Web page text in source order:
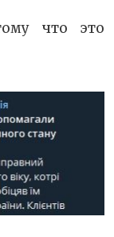
что это